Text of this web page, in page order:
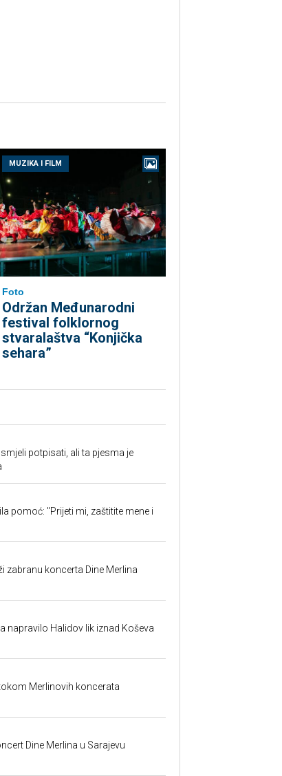
MUZIKA I FILM
Foto
Održan Međunarodni
festival folklornog
stvaralaštva “Konjička
sehara”
potpisati, ali ta pjesma je
pomoć: "Prijeti mi, zaštitite mene i
zabranu koncerta Dine Merlina
napravilo Halidov lik iznad Koševa
Merlinovih koncerata
Dine Merlina u Sarajevu